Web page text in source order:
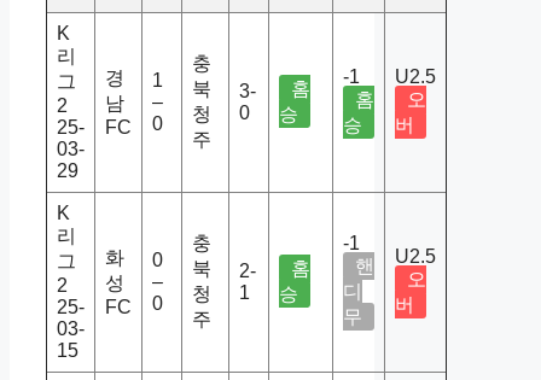
K
리
그
2
25-
03-
29
경
남
FC
1
–
0
충
북
청
주
3-
0
홈
승
-1
홈
승
U2.5
오
버
K
리
그
2
25-
03-
15
화
성
FC
0
–
0
충
북
청
주
2-
1
홈
승
-1
핸
디
무
U2.5
오
버